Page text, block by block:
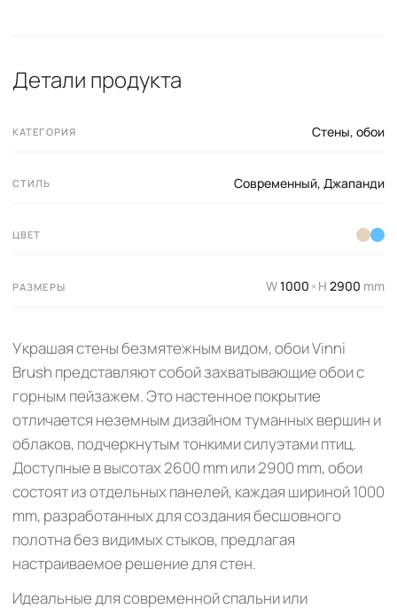
Детали продукта
КАТЕГОРИЯ Стены, обои
СТИЛЬ Современный, Джапанди
ЦВЕТ
РАЗМЕРЫ W1000 ×H 2900 mm
Украшая стены безмятежным видом, обои Vinni
Brush представляют собой захватывающие обои с
горным пейзажем. Это настенное покрытие
отличается неземным дизайном туманных вершин и
облаков, подчеркнутым тонкими силуэтами птиц.
Доступные в высотах 2600 mm или 2900 mm, обои
состоят из отдельных панелей, каждая шириной 1000
mm, разработанных для создания бесшовного
полотна без видимых стыков, предлагая
настраиваемое решение для стен.
Идеальные для современной спальни или